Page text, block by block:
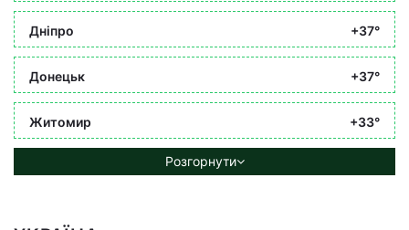
Дніпро +37°
Донецьк +37°
Житомир +33°
Розгорнути